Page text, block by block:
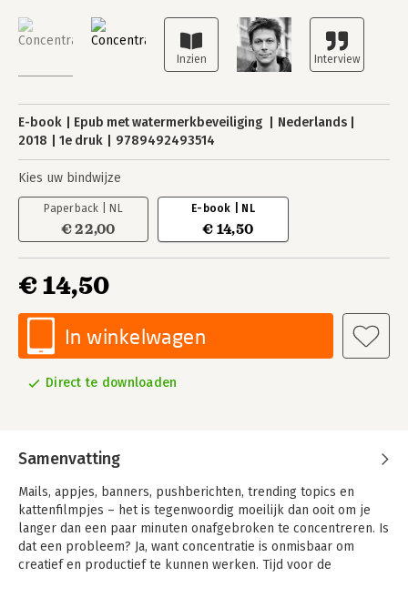
E-book Epub met watermerkbeveiliging
Nederlands
2018
1e druk 9789492493514
Kies uw bindwijze
Paperback | NL
€ 22,00
E-book | NL
€ 14,50
€ 14,50
In winkelwagen
Direct te downloaden
Samenvatting
Mails, appjes, banners, pushberichten, trending topics en
kattenfilmpjes – het is tegenwoordig moeilijk dan ooit om je
langer dan een paar minuten onafgebroken te concentreren. Is
dat een probleem? Ja, want concentratie is onmisbaar om
creatief en productief te kunnen werken. Tijd voor de